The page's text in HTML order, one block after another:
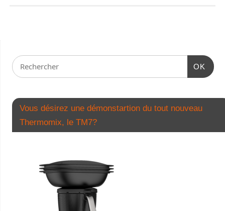
OK
Vous désirez une démonstartion du tout nouveau
Thermomix, le TM7?